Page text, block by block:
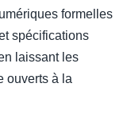
formelles
spécifications
laissant les
ouverts à la